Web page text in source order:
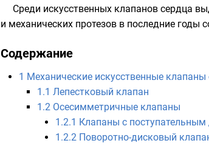
Среди искусственных клапанов сердца
и механических протезов в последние годы
Содержание
1 Механические искусственные клапаны
1.1 Лепестковый клапан
1.2 Осесимметричные клапаны
1.2.1 Клапаны с
1.2.2 Поворотно-дисковый